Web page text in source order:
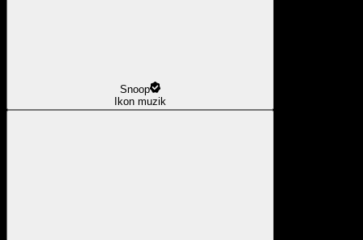
Snoop
Ikon muzik